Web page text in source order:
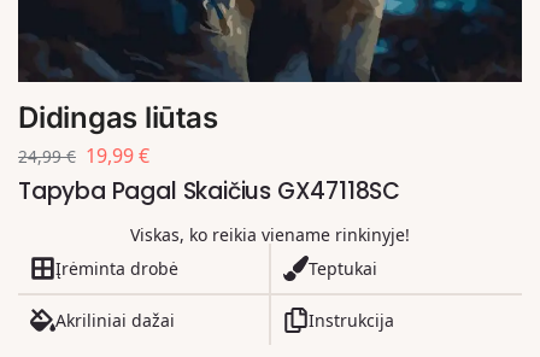
Didingas liūtas
24,99€ 19,99€
Tapyba Pagal Skaičius GX47118SC
Viskas, ko reikia viename rinkinyje!
Įrėminta drobė
Teptukai
Akriliniai dažai Instrukcija